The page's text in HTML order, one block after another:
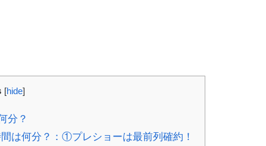
[hide]
分？
は何分？：①プレショーは最前列確約！